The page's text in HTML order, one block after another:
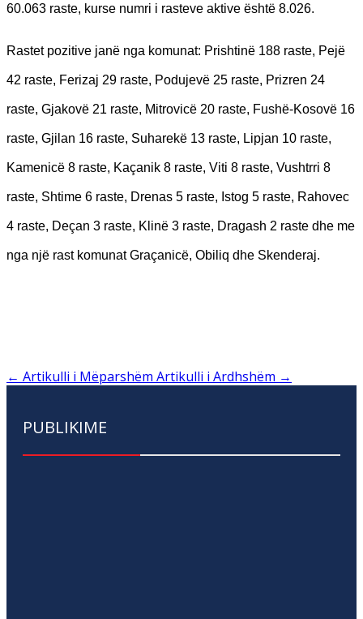
60.063 raste, kurse numri i rasteve aktive është 8.026.
Rastet pozitive janë nga komunat: Prishtinë 188 raste, Pejë
42 raste, Ferizaj 29 raste, Podujevë 25 raste, Prizren 24
raste, Gjakovë 21 raste, Mitrovicë 20 raste, Fushë-Kosovë 16
raste, Gjilan 16 raste, Suharekë 13 raste, Lipjan 10 raste,
Kamenicë 8 raste, Kaçanik 8 raste, Viti 8 raste, Vushtrri 8
raste, Shtime 6 raste, Drenas 5 raste, Istog 5 raste, Rahovec
4 raste, Deçan 3 raste, Klinë 3 raste, Dragash 2 raste dhe me
nga një rast komunat Graçanicë, Obiliq dhe Skenderaj.
← Artikulli i Mëparshëm Artikulli i Ardhshëm →
PUBLIKIME